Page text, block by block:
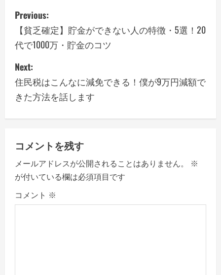
P
o
s
t
n
a
i
g
a
Previous:
【貧乏確定】貯金ができない人の特徴・5選！20
代で1000万・貯金のコツ
Next:
住民税はこんなに減免できる！僕が9万円減額で
きた方法を話します
コメントを残す
メールアドレスが公開されることはありません。
※
が付いている欄は必須項目です
コメント ※